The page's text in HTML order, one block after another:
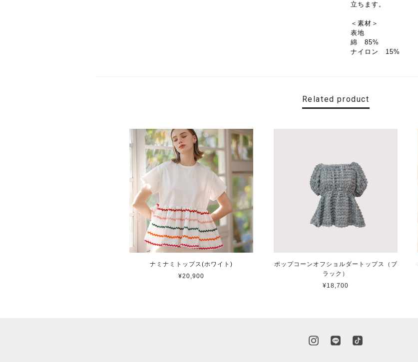
立ちます。
＜素材＞
表地
綿 85%
ナイロン 15%
Related product
ナミナミトップス(ホワイト)
¥20,900
ポップコーンオフショルダートップス（ブ
ラック）
¥18,700